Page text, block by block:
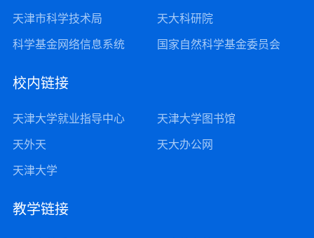
天津市科学技术局 天大科研院
科学基金网络信息系统 国家自然科学基金委员会
校内链接
天津大学就业指导中心 天津大学图书馆
天外天 天大办公网
天津大学
教学链接